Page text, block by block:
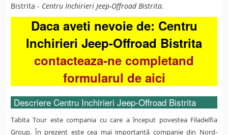
Bistrita - Centru Inchirieri Jeep-Offroad Bistrita.
Daca aveti nevoie de: Centru
Inchirieri Jeep-Offroad Bistrita
contacteaza-ne completand
formularul de aici
Descriere Centru Inchirieri Jeep-Offroad Bistrita
Tabita Tour este compania cu care a început povestea Filadelfia
Group. În prezent este cea mai importantă companie din Nord-